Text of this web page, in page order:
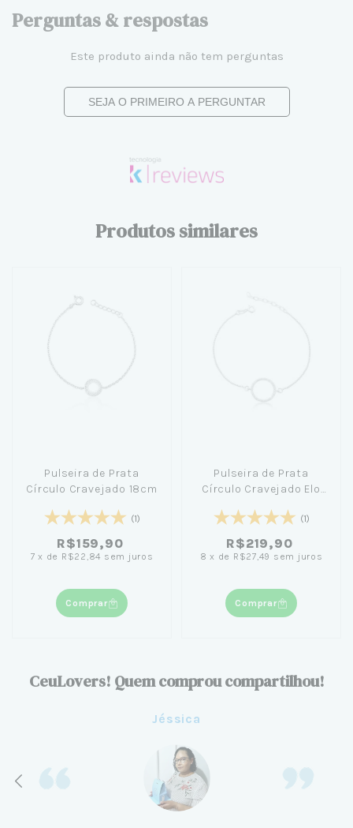
Perguntas & respostas
Este produto ainda não tem perguntas
SEJA O PRIMEIRO A PERGUNTAR
Produtos similares
Pulseira de Prata
Círculo Cravejado 18cm
(1)
R$159,90
7 x de R$22,84 sem juros
Comprar
Pulseira de Prata
Círculo Cravejado Elo
(1)
R$219,90
8 x de R$27,49 sem juros
Comprar
CeuLovers! Quem comprou compartilhou!
Jéssica